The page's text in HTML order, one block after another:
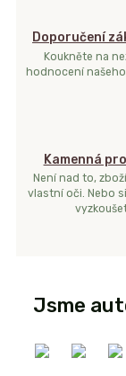
Doporučení
Koukněte na
hodnocení
Kamenná
Není nad to,
vlastní oči. Nebo
Jsme